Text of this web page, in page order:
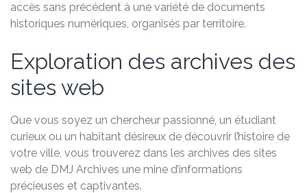
accès sans précédent à une variété de documents
historiques numériques, organisés par territoire.
Exploration des archives des
sites web
Que vous soyez un chercheur passionné, un étudiant
curieux ou un habitant désireux de découvrir l’histoire de
votre ville, vous trouverez dans les archives des sites
web de DMJ Archives une mine d’informations
précieuses et captivantes.